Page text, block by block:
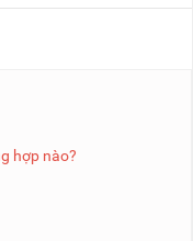
hợp nào?